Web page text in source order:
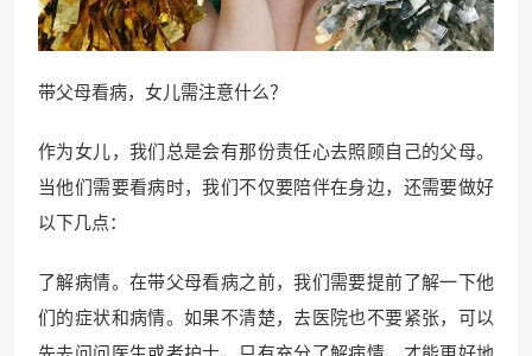
带父母看病，女儿需注意什么？
作为女儿，我们总是会有那份责任心去照顾自己的父母。
当他们需要看病时，我们不仅要陪伴在身边，还需要做好
以下几点：
了解病情。在带父母看病之前，我们需要提前了解一下他
们的症状和病情。如果不清楚，去医院也不要紧张，可以